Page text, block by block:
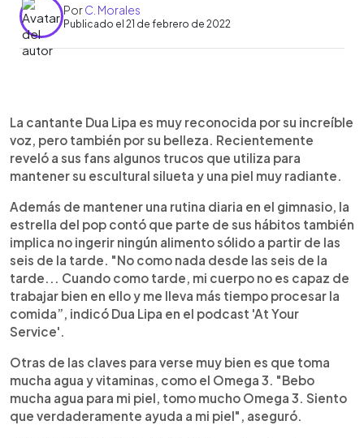
PorC. Morales
Publicado el 21 de febrero de 2022
► Escuchar artículo
La cantante Dua Lipa es muy reconocida por su increíble
voz, pero también por su belleza. Recientemente
reveló a sus fans algunos trucos que utiliza para
mantener su escultural silueta y una piel muy radiante.
Además de mantener una rutina diaria en el gimnasio, la
estrella del pop contó que parte de sus hábitos también
implica no ingerir ningún alimento sólido a partir de las
seis de la tarde. "No como nada desde las seis de la
tarde... Cuando como tarde, mi cuerpo no es capaz de
trabajar bien en ello y me lleva más tiempo procesar la
comida”, indicó Dua Lipa en el podcast 'At Your
Service'.
Otras de las claves para verse muy bien es que toma
mucha agua y vitaminas, como el Omega 3. "Bebo
mucha agua para mi piel, tomo mucho Omega 3. Siento
que verdaderamente ayuda a mi piel", aseguró.